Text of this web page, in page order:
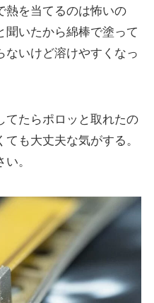
熱を当てるのは怖いの
聞いたから綿棒で塗って
ないけど溶けやすくなっ
てたらポロッと取れたの
も大丈夫な気がする。
。